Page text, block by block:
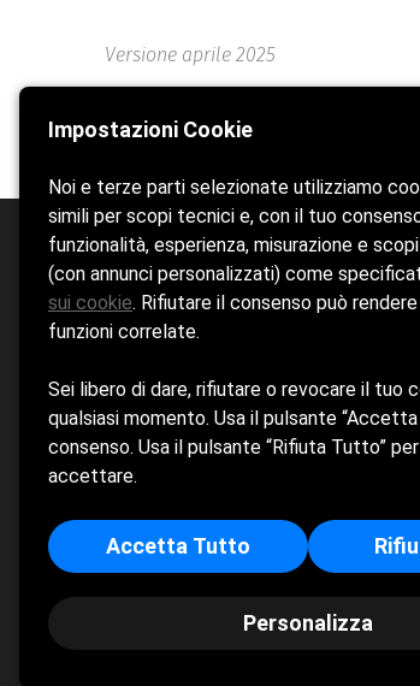
Versione aprile 2025
Home La
Cookie Policy
Privacy Policy
COFLANA BALNEARE DI ILIO
Impostazioni Cookie
Noi e terze parti selezionate utilizziamo
simili per scopi tecnici e, con il tuo
funzionalità, esperienza, misurazione e
(con annunci personalizzati) come
sui cookie. Rifiutare il consenso può
funzioni correlate.
Sei libero di dare, rifiutare o revocare il tuo
qualsiasi momento. Usa il pulsante
consenso. Usa il pulsante “Rifiuta Tutto”
accettare.
Accetta Tutto
Personalizza